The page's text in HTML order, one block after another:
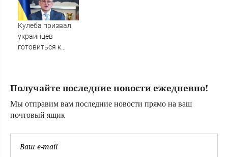
Кулеба призвал
украинцев
готовиться к
Новости на
Получайте последние новости ежедневно!
Мы отправим вам последние новости прямо на ваш
почтовый ящик